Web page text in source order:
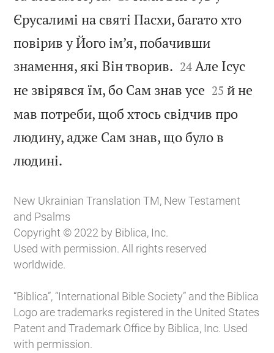
Єрусалимі на святі Пасхи, багато хто
повірив у Його ім’я, побачивши
знамення, які Він творив. 

24 Але Ісус
не звірявся їм, бо Сам знав усе 

25 й не
мав потреби, щоб хтось свідчив про
людину, адже Сам знав, що було в
людині.
New Ukrainian Translation TM, New Testament
and Psalms
Copyright © 2022 by Biblica, Inc.
Used with permission. All rights reserved
worldwide.
“Biblica”, “International Bible Society” and the Biblica
Logo are trademarks registered in the United States
Patent and Trademark Office by Biblica, Inc. Used
with permission.